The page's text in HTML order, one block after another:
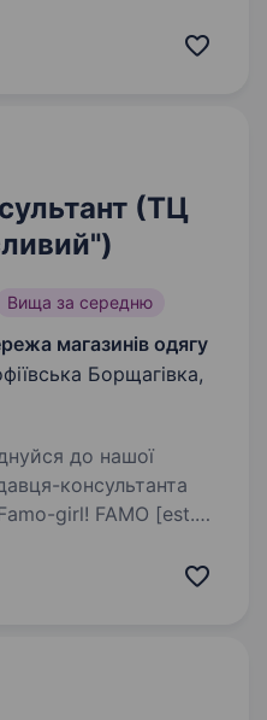
продавців
(ТЦ
Вища за середню
магазинів одягу
Борщагівка,
консультанта
FAMO [est.
від великої ідеї